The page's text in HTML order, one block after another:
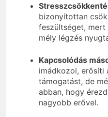
bizonyítottan
feszültséget,
mély légzés
Kapcsolódás
imádkozol, erősíti
támogatást, de
abban, hogy
nagyobb erővel.